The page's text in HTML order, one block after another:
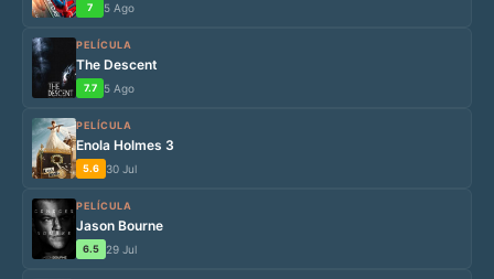
7 5 Ago
PELÍCULA
The Descent
7.7 5 Ago
PELÍCULA
Enola Holmes 3
5.6 30 Jul
PELÍCULA
Jason Bourne
6.5 29 Jul